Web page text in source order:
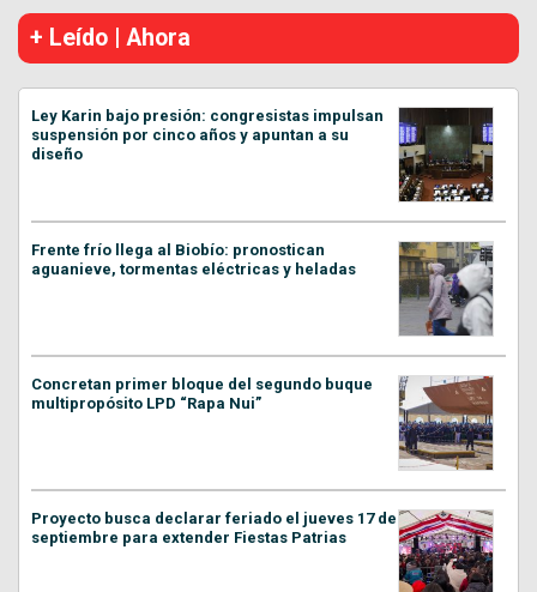
+ Leído | Ahora
Ley Karin bajo presión: congresistas impulsan
suspensión por cinco años y apuntan a su
diseño
Frente frío llega al Biobío: pronostican
aguanieve, tormentas eléctricas y heladas
Concretan primer bloque del segundo buque
multipropósito LPD “Rapa Nui”
Proyecto busca declarar feriado el jueves 17 de
septiembre para extender Fiestas Patrias